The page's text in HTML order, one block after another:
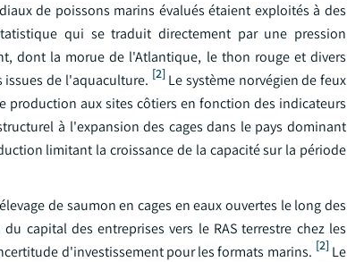
de poissons marins évalués étaient exploités à des
qui se traduit directement par une pression
dont la morue de l'Atlantique, le thon rouge et divers
de l'aquaculture. [2]Le système norvégien de feux
aux sites côtiers en fonction des indicateurs
à l'expansion des cages dans le pays dominant
limitant la croissance de la capacité sur la période
de saumon en cages en eaux ouvertes le long des
capital des entreprises vers le RAS terrestre chez les
d'investissement pour les formats marins. [2]Le